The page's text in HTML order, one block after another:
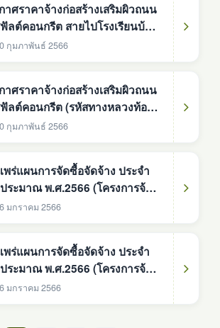
าศราคาจ้างก่อสร้างเสริมผิวถนน
ลต์คอนกรีต สายไปโรงเรียนบ้าน
อทอง หมู่ที่ 6
กุมภาพันธ์ 2566
าศราคาจ้างก่อสร้างเสริมผิวถนน
ลต์คอนกรีต (รหัสทางหลวงท้อง
.ถ.66-002) สายบ้านวังน้ำขาว -
กุมภาพันธ์ 2566
พร่แผนการจัดซื้อจัดจ้าง ประจำ
ระมาณ พ.ศ.2566 (โครงการจ้าง
ก่อสร้างเสริมผิวถนนแอสฟัลต์
มกราคม 2566
พร่แผนการจัดซื้อจัดจ้าง ประจำ
ระมาณ พ.ศ.2566 (โครงการจ้าง
ก่อสร้างเสริมผิวถนนแอสฟัลต์
มกราคม 2566